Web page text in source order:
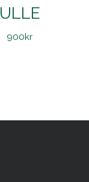
ULLE
900kr